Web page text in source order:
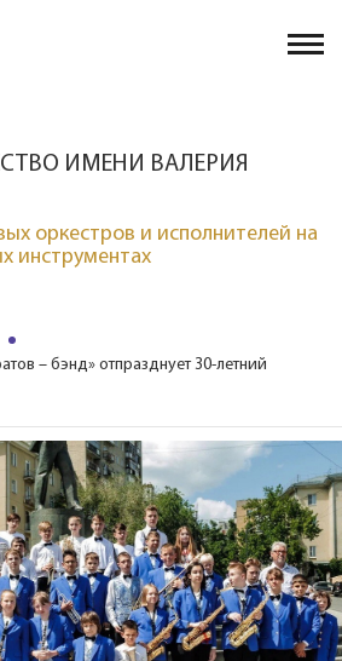
ИМЕНИ ВАЛЕРИЯ
оркестров и исполнителей на
инструментах
– бэнд» отпразднует 30-летний